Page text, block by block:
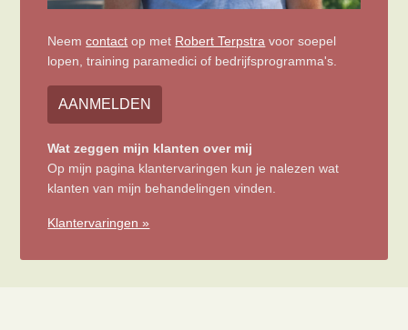
Neemcontact op met Robert Terpstra voor soepel
lopen, training paramedici of bedrijfsprogramma's.
AANMELDEN
Wat zeggen mijn klanten over mij
Op mijn pagina klantervaringen kun je nalezen wat
klanten van mijn behandelingen vinden.
Klantervaringen »